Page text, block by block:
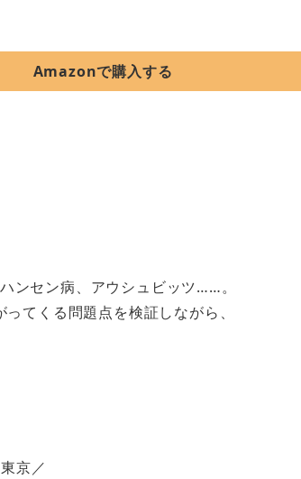
Amazonで購入する
ンセン病、アウシュビッツ……。
てくる問題点を検証しながら、
京／